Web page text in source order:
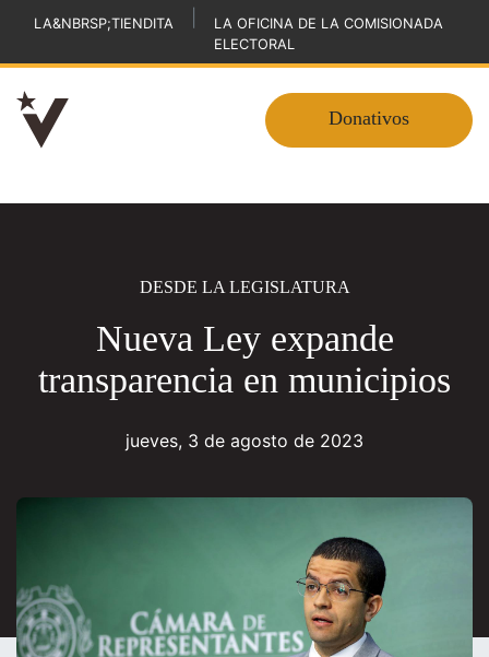
LA&NBRSP;TIENDITA
LA OFICINA DE LA COMISIONADA
ELECTORAL
Donativos
DESDE LA LEGISLATURA
Nueva Ley expande
transparencia en municipios
jueves, 3 de agosto de 2023